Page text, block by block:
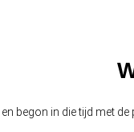
begon in die tijd met